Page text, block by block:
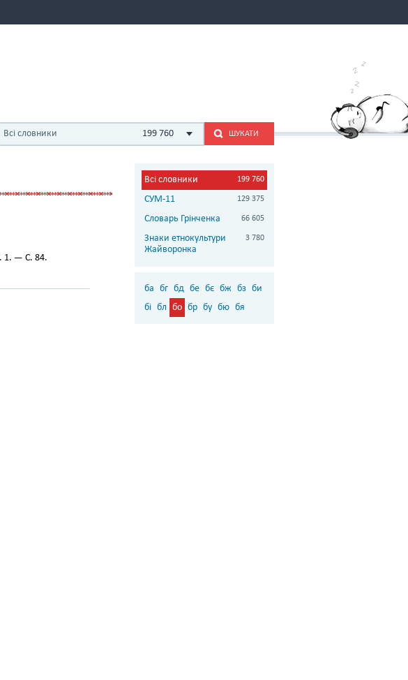
Всі словники 199 760 ШУКАТИ
1. — С. 84.
Всі словники 199 760
СУМ-11 129 375
Словарь Грінченка 66 605
Знаки етнокультури
Жайворонка
3 780
ба бг бд бе бє бж бз би
бі бл бо бр бу бю бя